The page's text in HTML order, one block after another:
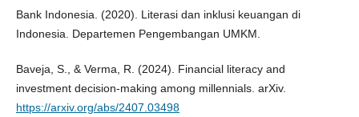
Bank Indonesia. (2020). Literasi dan inklusi keuangan di
Indonesia. Departemen Pengembangan UMKM.
Baveja, S., & Verma, R. (2024). Financial literacy and
investment decision-making among millennials. arXiv.
https://arxiv.org/abs/2407.03498